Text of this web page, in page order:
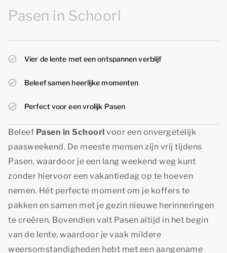
Pasen in Schoorl
Vier de lente met een ontspannen verblijf
Beleef samen heerlijke momenten
Perfect voor een vrolijk Pasen
Beleef Pasen in Schoorl voor een onvergetelijk
paasweekend. De meeste mensen zijn vrij tijdens
Pasen, waardoor je een lang weekend weg kunt
zonder hiervoor een vakantiedag op te hoeven
nemen. Hét perfecte moment om je koffers te
pakken en samen met je gezin nieuwe herinneringen
te creëren. Bovendien valt Pasen altijd in het begin
van de lente, waardoor je vaak mildere
weersomstandigheden hebt met een aangename